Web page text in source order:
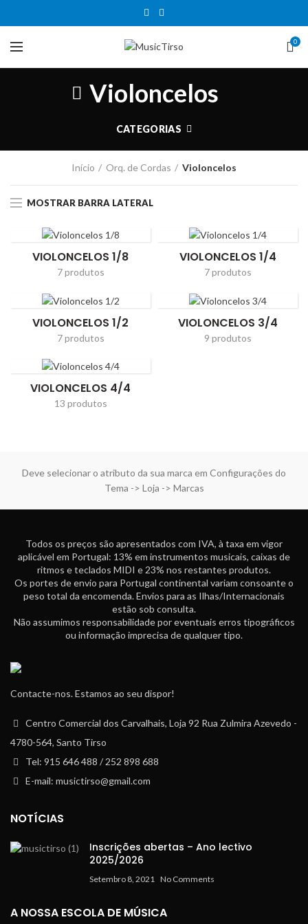
0
Violoncelos
CATEGORIAS
Início Orq. de Cordas Violoncelos
MOSTRAR BARRA LATERAL
VIOLONCELOS 1/8
7 produtos
VIOLONCELOS 1/4
7 produtos
VIOLONCELOS 1/2
7 produtos
VIOLONCELOS 3/4
9 produtos
VIOLONCELOS 4/4
13 produtos
Deve selecionar o atributo da sua marca em Configurações do
Tema -> Loja -> Marcas
Todos os preços são apresentados com IVA, à taxa em vigor
aplicável em Portugal: 13% em instrumentos musicais, caixas de
ritmos e teclados MIDI e 23% nos restantes produtos.
Os portes de envio para Portugal continental variam consoante o
peso total da encomenda. Envios para as Ilhas/Internacionais
estão sob consulta.
Não assumimos responsabilidade por eventuais erros tipográficos
ou informação imprecisa de qualquer tipo.
Contacte-nos. Estamos ao seu dispor!
Centro Comercial dos Carvalhais, Loja 92 Rua Zulmira Azevedo -
4780-564, Santo Tirso
Tel: 915 646 488 / 252 898 688
E-mail: musictirso@gmail.com
NOTÍCIAS
Inscrições abertas – Ano lectivo
2025/2026
Setembro 8, 2021 No Comments
A NOSSA ESCOLA DE MÚSICA